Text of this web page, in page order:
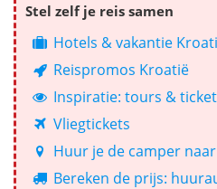
Stel zelf je reis samen
Hotels & vakantie
Reispromos Kroatië
Inspiratie: tours &
Vliegtickets
Huur je de camper
Bereken de prijs: